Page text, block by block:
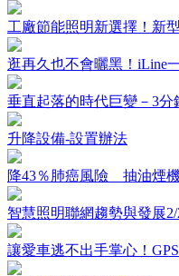
工廠節能照明新選擇！新
逛再久也不會曬黑！iLine
垂直起落的時代巨變－3分
升降設備-設置辦法
降43％肺癌風險 抽油煙
智慧照明聯網趨勢與發展2/
讓愛車逃不出手掌心！